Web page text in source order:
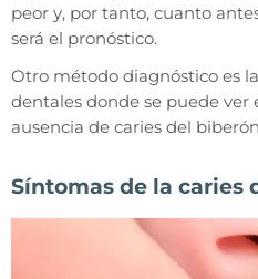
peor y, por tanto, cuanto
será el pronóstico.
Otro método diagnóstico es
dentales donde se puede ver
ausencia de caries del
Síntomas de la caries